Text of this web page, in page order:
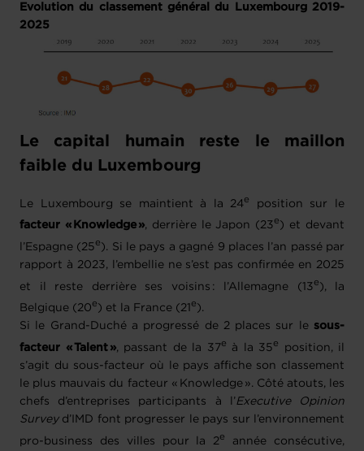
Evolution du classement général du Luxembourg 2019-
2025
Le capital humain reste le maillon
faible du Luxembourg
Le Luxembourg se maintient à la 24e position sur le
facteur « Knowledge », derrière le Japon (23e ) et devant
l’Espagne (25e ). Si le pays a gagné 9 places l’an passé par
rapport à 2023, l’embellie ne s’est pas confirmée en 2025
et il reste derrière ses voisins : l’Allemagne (13e ), la
Belgique (20e ) et la France (21 e ).
Si le Grand-Duché a progressé de 2 places sur le sous-
facteur « Talent », passant de la 37e à la 35e
position, il
s’agit du sous-facteur où le pays affiche son classement
le plus mauvais du facteur « Knowledge ». Côté atouts, les
chefs d’entreprises participants à l’Executive Opinion
Survey d’IMD font progresser le pays sur l’environnement
pro-business des villes pour la 2e année consécutive,